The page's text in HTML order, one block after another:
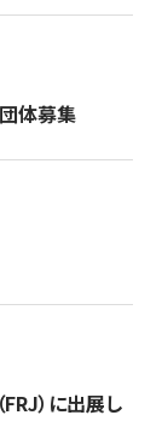
体募集
FRJ）に出展し